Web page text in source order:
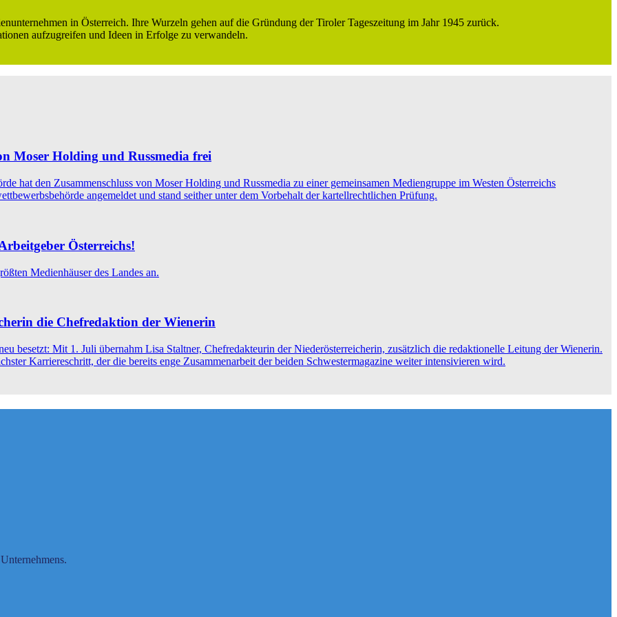
in Österreich. Ihre Wurzeln gehen auf die Gründung der Tiroler Tageszeitung im Jahr 1945 zurück.
aufzugreifen und Ideen in Erfolge zu verwandeln.
Moser Holding und Russmedia frei
hat den Zusammenschluss von Moser Holding und Russmedia zu einer gemeinsamen Mediengruppe im Westen Österreichs
angemeldet und stand seither unter dem Vorbehalt der kartellrechtlichen Prüfung.
Österreichs!
Medienhäuser des Landes an.
die Chefredaktion der Wienerin
besetzt: Mit 1. Juli übernahm Lisa Staltner, Chefredakteurin der Niederösterreicherin, zusätzlich die redaktionelle Leitung der Wienerin.
Karriereschritt, der die bereits enge Zusammenarbeit der beiden Schwestermagazine weiter intensivieren wird.